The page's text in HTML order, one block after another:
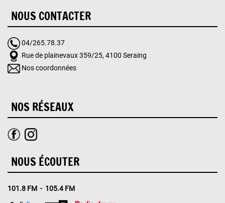
NOUS CONTACTER
04/265.78.37
Rue de plainevaux 359/25, 4100 Seraing
Nos coordonnées
NOS RÉSEAUX
NOUS ÉCOUTER
101.8 FM - 105.4 FM